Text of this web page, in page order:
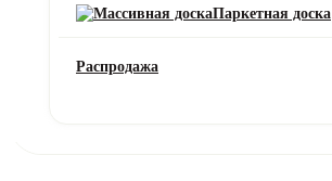
Паркетная доска
Распродажа
Коллекция
Производитель